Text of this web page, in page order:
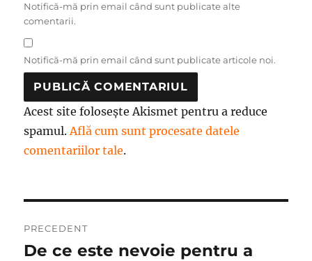
Notifică-mă prin email când sunt publicate alte
comentarii.
Notifică-mă prin email când sunt publicate articole noi.
Acest site folosește Akismet pentru a reduce
spamul. Află cum sunt procesate datele
comentariilor tale.
în
PRECEDENT
Articolul
De ce este nevoie pentru a